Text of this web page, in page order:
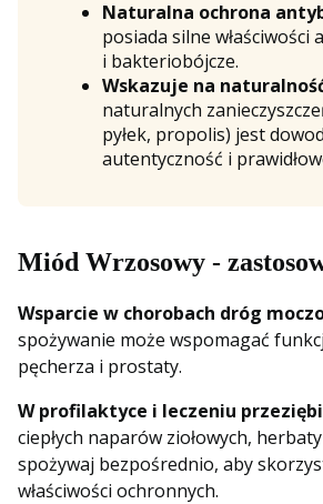
Naturalna ochrona
posiada silne właściwości
i bakteriobójcze.
Wskazuje na
naturalnych
pyłek, propolis) jest
autentyczność i
Miód Wrzosowy -
Wsparcie w chorobach dróg
spożywanie może wspomagać
pęcherza i prostaty.
W profilaktyce i leczeniu
ciepłych naparów ziołowych,
spożywaj bezpośrednio, aby
właściwości ochronnych.